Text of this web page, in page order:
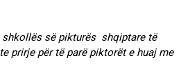
së pikturës shqiptare të
prirje për të parë piktorët e huaj me